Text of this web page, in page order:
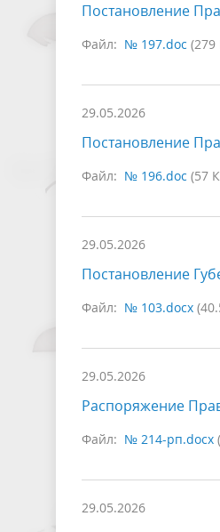
Постановление
Файл: № 197.doc (279
29.05.2026
Постановление
Файл: № 196.doc (57
29.05.2026
Постановление
Файл: № 103.docx
29.05.2026
Распоряжение
Файл: № 214-рп.docx
29.05.2026